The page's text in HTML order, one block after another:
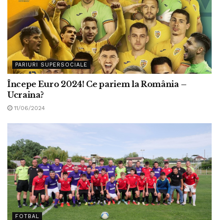
PARIURI SUPERSOCIALE
Începe Euro 2024! Ce pariem la România –
Ucraina?
11/06/2024
FOTBAL